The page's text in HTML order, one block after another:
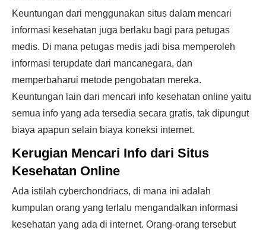
Keuntungan dari menggunakan situs dalam mencari
informasi kesehatan juga berlaku bagi para petugas
medis. Di mana petugas medis jadi bisa memperoleh
informasi terupdate dari mancanegara, dan
memperbaharui metode pengobatan mereka.
Keuntungan lain dari mencari info kesehatan online yaitu
semua info yang ada tersedia secara gratis, tak dipungut
biaya apapun selain biaya koneksi internet.
Kerugian Mencari Info dari Situs
Kesehatan Online
Ada istilah cyberchondriacs, di mana ini adalah
kumpulan orang yang terlalu mengandalkan informasi
kesehatan yang ada di internet. Orang-orang tersebut